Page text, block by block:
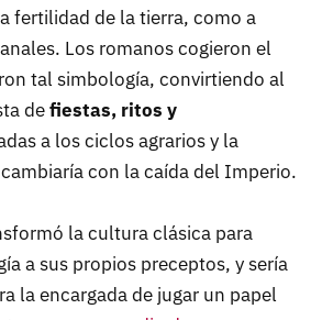
fertilidad de la tierra, como a
Los romanos cogieron el
tal simbología, convirtiendo al
defiestas, ritos y
a los ciclos agrarios y la
con la caída del Imperio.
la cultura clásica para
a sus propios preceptos, y sería
la encargada de jugar un papel